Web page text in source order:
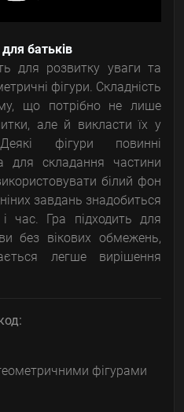
батьків
для розвитку уваги та
фігури. Складність
що потрібно не лише
але й викласти їх у
фігури повинні
для складання частини
білий фон
завдань знадобиться
час. Гра підходить для
без вікових обмежень,
легше вирішення
фігурами